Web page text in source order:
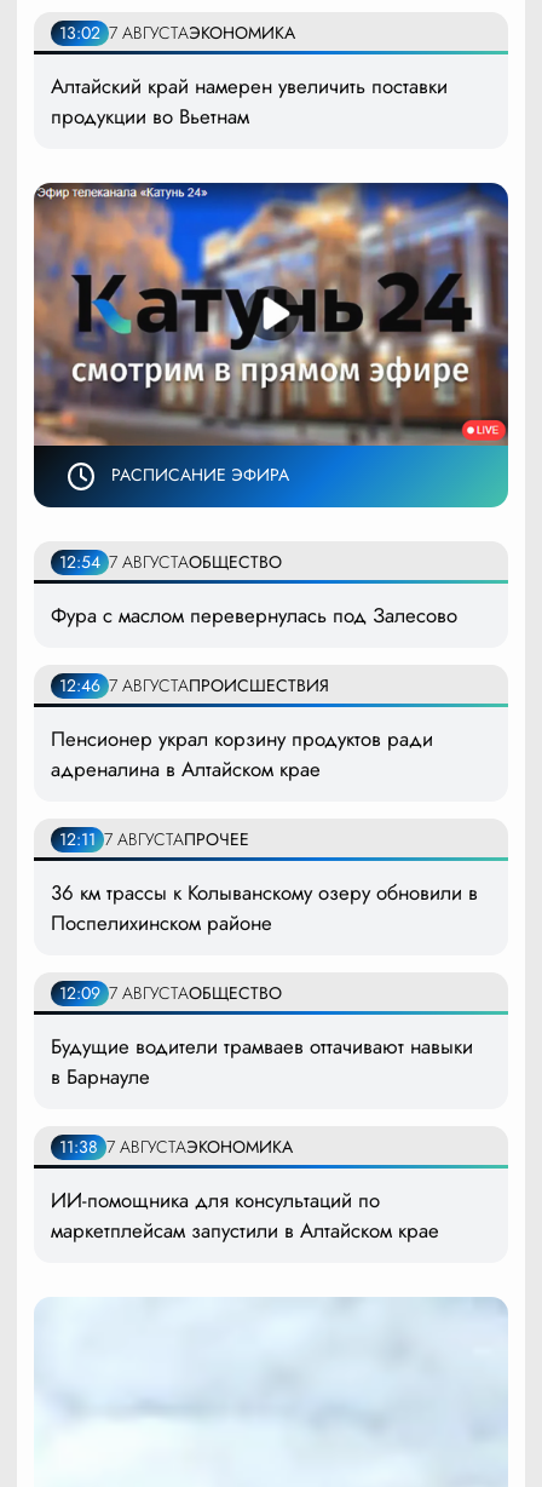
13:02 7 АВГУСТАЭКОНОМИКА
Алтайский край намерен увеличить поставки
продукции во Вьетнам
РАСПИСАНИЕ ЭФИРА
12:54 7 АВГУСТАОБЩЕСТВО
Фура с маслом перевернулась под Залесово
12:46 7 АВГУСТАПРОИСШЕСТВИЯ
Пенсионер украл корзину продуктов ради
адреналина в Алтайском крае
12:11 7 АВГУСТАПРОЧЕЕ
36 км трассы к Колыванскому озеру обновили в
Поспелихинском районе
12:09 7 АВГУСТАОБЩЕСТВО
Будущие водители трамваев оттачивают навыки
в Барнауле
11:38 7 АВГУСТАЭКОНОМИКА
ИИ-помощника для консультаций по
маркетплейсам запустили в Алтайском крае